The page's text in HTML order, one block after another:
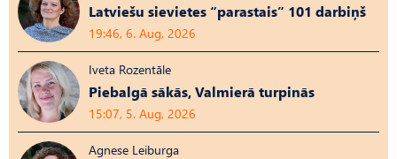
Latviešu sievietes “parastais” 101 darbiņš
19:46, 6. Aug, 2026
Iveta Rozentāle
Piebalgā sākās, Valmierā turpinās
15:07, 5. Aug, 2026
Agnese Leiburga